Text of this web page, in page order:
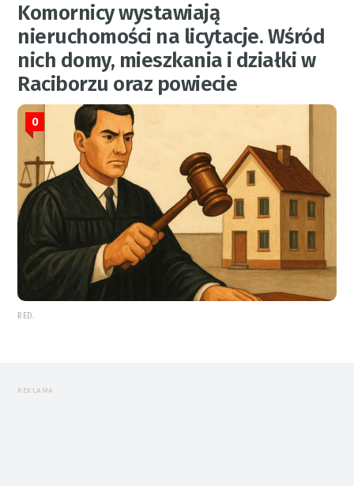
Komornicy wystawiają
nieruchomości na licytacje. Wśród
nich domy, mieszkania i działki w
Raciborzu oraz powiecie
0
RED.
REKLAMA